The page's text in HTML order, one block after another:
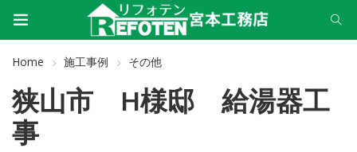
Home 施工事例 その他
狭山市 H様邸 給湯器工
事